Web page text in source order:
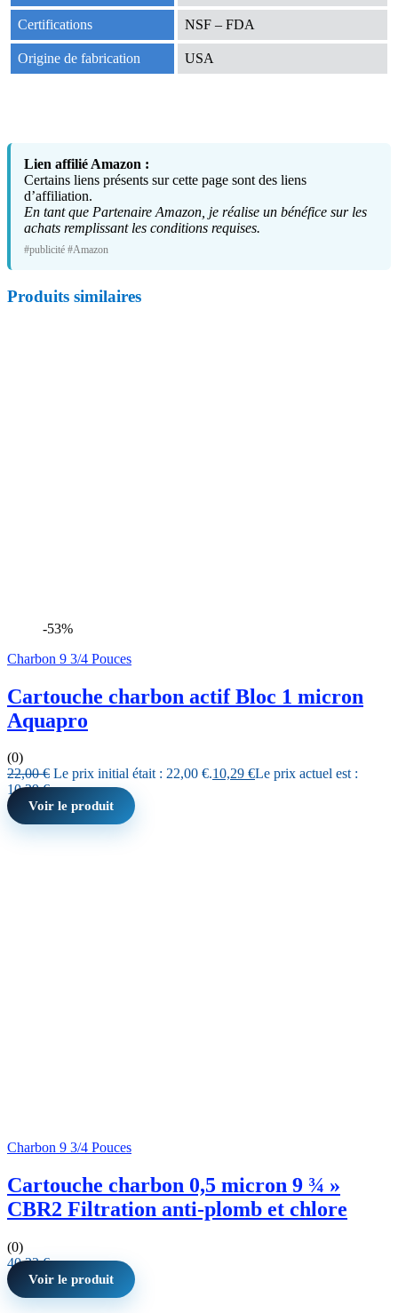
Certifications NSF – FDA
Origine de fabrication USA
Lien affilié Amazon :
Certains liens présents sur cette page sont des liens
d’affiliation.
En tant que Partenaire Amazon, je réalise un bénéfice sur les
achats remplissant les conditions requises.
#publicité #Amazon
Produits similaires
-53%
Charbon 9 3/4 Pouces
Cartouche charbon actif Bloc 1 micron
Aquapro
(0)
22,00€ Le prix initial était : 22,00 €.10,29 €Le prix actuel est :
10,29 €.
Voir le produit
Charbon 9 3/4 Pouces
Cartouche charbon 0,5 micron 9 ¾ »
CBR2 Filtration anti-plomb et chlore
(0)
40,32€
Voir le produit